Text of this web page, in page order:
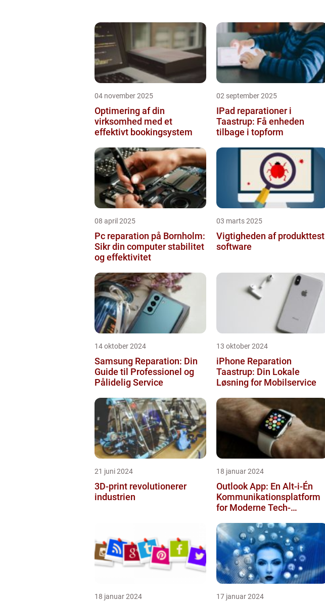
04 november 2025
Optimering af din
virksomhed med et
effektivt bookingsystem
02 september 2025
IPad reparationer i
Taastrup: Få enheden
tilbage i topform
08 april 2025
Pc reparation på Bornholm:
Sikr din computer stabilitet
og effektivitet
03 marts 2025
Vigtigheden af produkttest
software
14 oktober 2024
Samsung Reparation: Din
Guide til Professionel og
Pålidelig Service
13 oktober 2024
iPhone Reparation
Taastrup: Din Lokale
Løsning for Mobilservice
21 juni 2024
3D-print revolutionerer
industrien
18 januar 2024
Outlook App: En Alt-i-Én
Kommunikationsplatform
for Moderne Tech-
VIDEO HER]
18 januar 2024 17 januar 2024